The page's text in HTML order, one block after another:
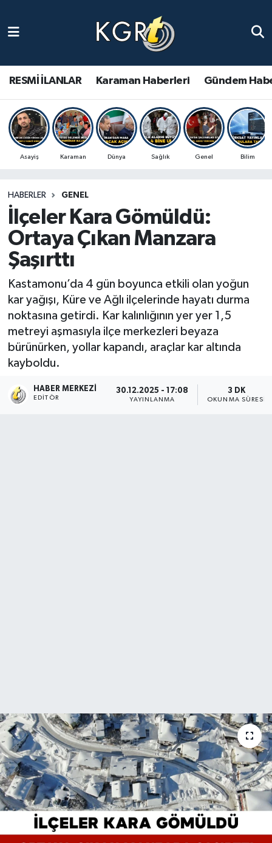
RESMİ İLANLAR Karaman Haberleri Gündem
Asayiş Karaman Dünya Sağlık Genel Bilim
HABERLER GENEL
İlçeler Kara Gömüldü:
Ortaya Çıkan Manzara
Şaşırttı
Kastamonu’da 4 gün boyunca etkili olan yoğun
kar yağışı, Küre ve Ağlı ilçelerinde hayatı durma
noktasına getirdi. Kar kalınlığının yer yer 1,5
metreyi aşmasıyla ilçe merkezleri beyaza
bürünürken, yollar kapandı, araçlar kar altında
kayboldu.
HABER MERKEZI
EDITÖR
30.12.2025 - 17:08
YAYINLANMA
3 DK
OKUNMA SÜRESI
Gündem Haberleri
Güncel Haberler
Spor Haberleri
Ulusal Haberler
Vefat Edenler